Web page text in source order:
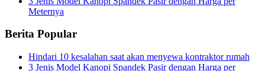
Meternya
Berita Popular
Hindari 10 kesalahan saat akan menyewa kontraktor rumah
3 Jenis Model Kanopi Spandek Pasir dengan Harga per